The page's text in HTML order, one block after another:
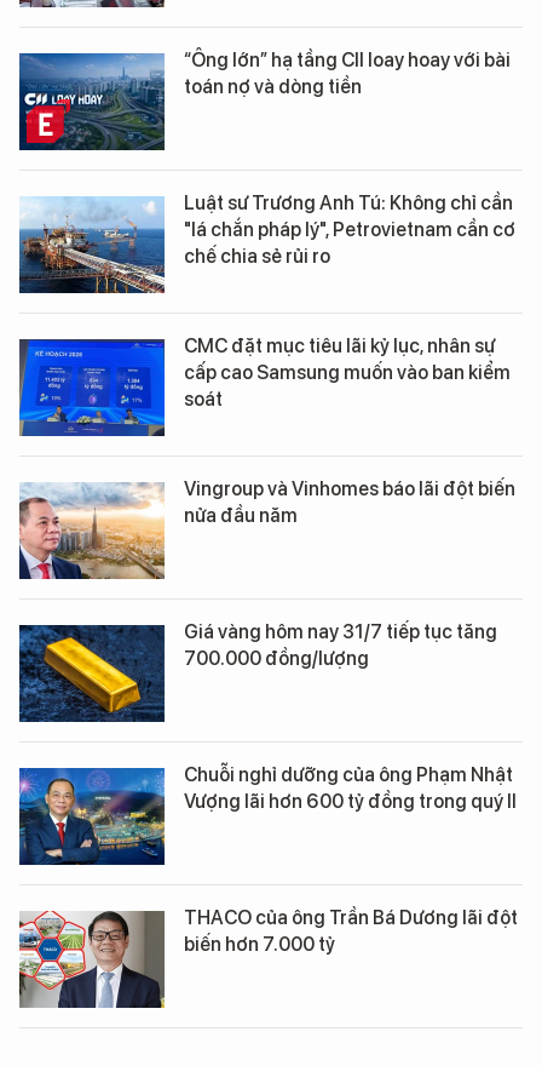
“Ông lớn” hạ tầng CII loay hoay với bài
toán nợ và dòng tiền
Luật sư Trương Anh Tú: Không chỉ cần
"lá chắn pháp lý", Petrovietnam cần cơ
chế chia sẻ rủi ro
CMC đặt mục tiêu lãi kỷ lục, nhân sự
cấp cao Samsung muốn vào ban kiểm
soát
Vingroup và Vinhomes báo lãi đột biến
nửa đầu năm
Giá vàng hôm nay 31/7 tiếp tục tăng
700.000 đồng/lượng
Chuỗi nghỉ dưỡng của ông Phạm Nhật
Vượng lãi hơn 600 tỷ đồng trong quý II
THACO của ông Trần Bá Dương lãi đột
biến hơn 7.000 tỷ